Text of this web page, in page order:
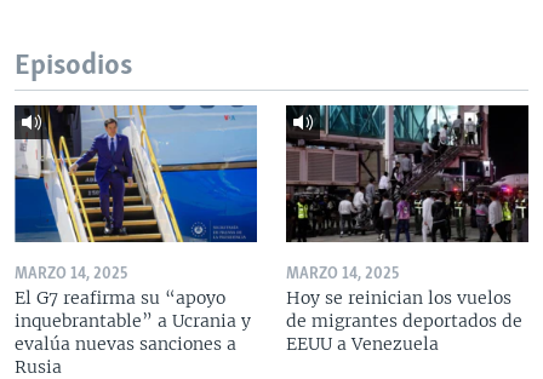
ENTRETENIMIENTO
Episodios
MARZO 14, 2025
El G7 reafirma su “apoyo
inquebrantable” a Ucrania y
evalúa nuevas sanciones a
Rusia
MARZO 14, 2025
Hoy se reinician los vuelos
de migrantes deportados de
EEUU a Venezuela